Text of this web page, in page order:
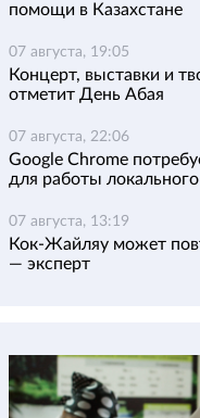
помощи в Казахстане
07 августа, 19:05
Концерт, выставки и
отметит День Абая
07 августа, 22:06
Google Chrome
для работы
07 августа, 13:19
Кок-Жайляу может
— эксперт